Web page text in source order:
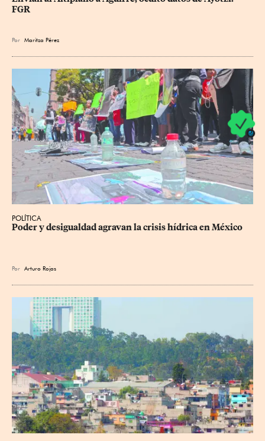
FGR
Por Maritza Pérez
POLÍTICA
Poder y desigualdad agravan la crisis hídrica en México
Por Arturo Rojas